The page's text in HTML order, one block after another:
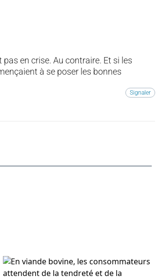
en crise. Au contraire. Et si les
à se poser les bonnes
Signaler